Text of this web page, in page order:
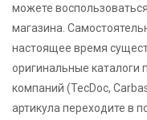
можете
магазина.
настоящее время
оригинальные каталоги
компаний (TecDoc,
артикула переходите в